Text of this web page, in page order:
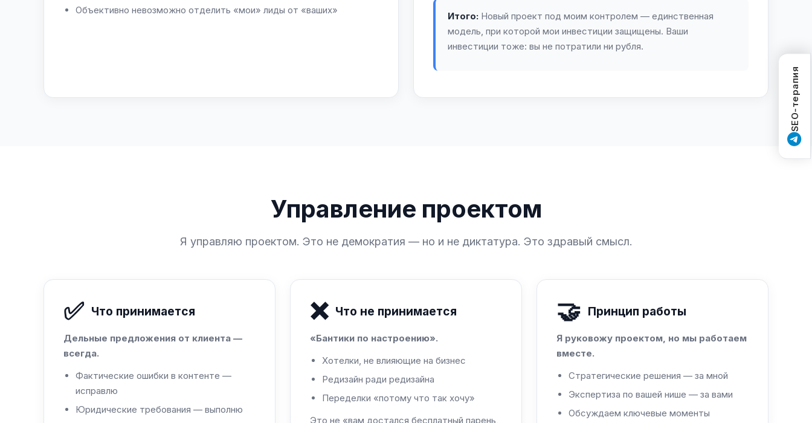
Объективно невозможно отделить «мои» лиды от «ваших»
Итого: Новый проект под моим контролем — единственная
модель, при которой мои инвестиции защищены. Ваши
инвестиции тоже: вы не потратили ни рубля.
Управление проектом
Я управляю проектом. Это не демократия — но и не диктатура. Это здравый смысл.
✅ Что принимается
Дельные предложения от клиента —
всегда.
Фактические ошибки в контенте —
исправлю
Юридические требования — выполню
❌ Что не принимается
«Бантики по настроению».
Хотелки, не влияющие на бизнес
Редизайн ради редизайна
Переделки «потому что так хочу»
Это не «вам достался бесплатный парень,
🤝 Принцип работы
Я руковожу проектом, но мы работаем
вместе.
Стратегические решения — за мной
Экспертиза по вашей нише — за вами
Обсуждаем ключевые моменты
SEO-терапия